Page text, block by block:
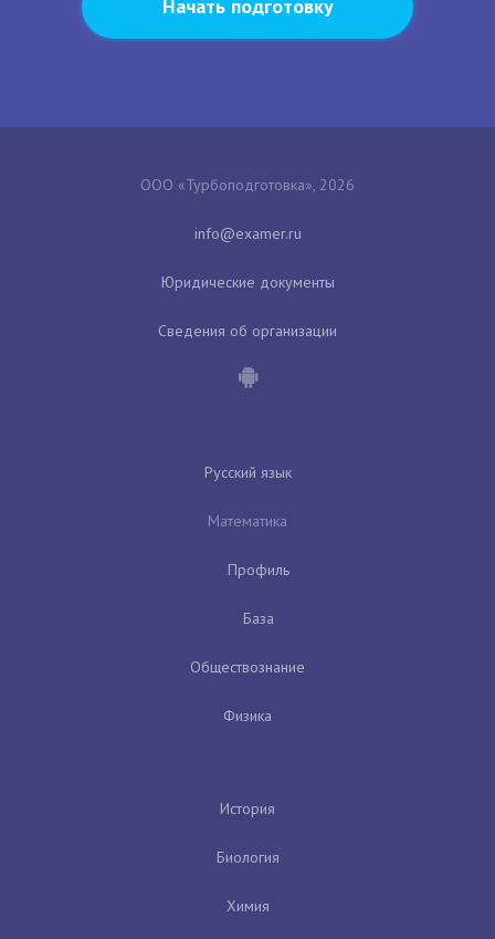
Начать подготовку
ООО «Турбоподготовка», 2026
Юридические документы
Сведения об организации
Русский язык
Математика
Профиль
База
Обществознание
Физика
История
Биология
Химия